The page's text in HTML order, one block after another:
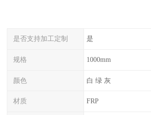
是否支持加工定制 是
规格 1000mm
颜色 白 绿 灰
材质 FRP